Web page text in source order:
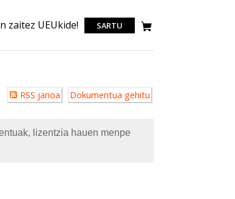
zaitez UEUkide! SARTU
RSS jarioa Dokumentua gehitu
lizentzia hauen menpe